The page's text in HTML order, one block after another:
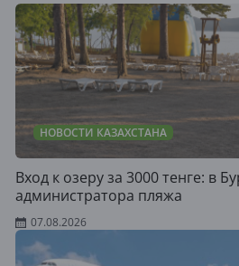
НОВОСТИ КАЗАХСТАНА
Вход к озеру за 3000 тенге: в
администратора пляжа
07.08.2026